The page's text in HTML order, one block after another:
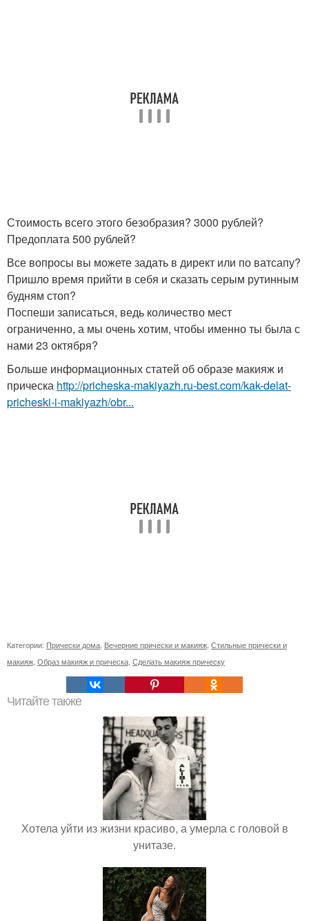
Стоимость всего этого безобразия? 3000 рублей?
Предоплата 500 рублей?
Все вопросы вы можете задать в директ или по ватсапу?
Пришло время прийти в себя и сказать серым рутинным
будням стоп?
Поспеши записаться, ведь количество мест
ограниченно, а мы очень хотим, чтобы именно ты была с
нами 23 октября?
Больше информационных статей об образе макияж и
прическа http://pricheska-makiyazh.ru-best.com/kak-delat-
pricheski-i-makiyazh/obr...
Категории: Прически дома Вечерние прически и макияж Стильные прически и
макияж Образ макияж и прическа Сделать макияж прическу
Читайте также
Хотела уйти из жизни красиво, а умерла с головой в
унитазе.